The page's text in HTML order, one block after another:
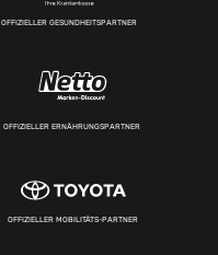
OFFIZIELLER GESUNDHEITSPARTNER
OFFIZIELLER ERNÄHRUNGSPARTNER
OFFIZIELLER MOBILITÄTS-PARTNER